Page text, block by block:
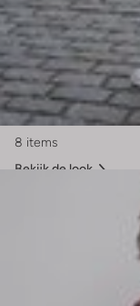
8 items
Bekijk de look